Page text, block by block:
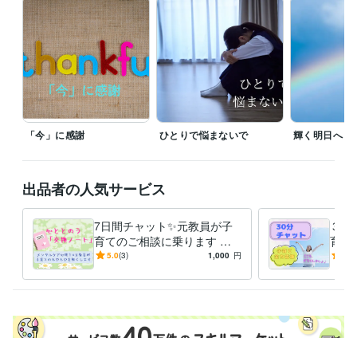
実用英語技能検定準1級 取得年 : 1995年
日本漢字能力検定準1級 取得年 : 2022年
メンタルケア心理士 取得年 : 2014年
日商簿記検定3級 取得年 : 2024年
情報処理技術者（初級システムアドミニストレータ）
取得年 : 2004
年
秘書技能検定3級 取得年 : 1996年
中学校教諭免許 取得年 : 1996年
高等学校教諭免許 取得年 : 1996年
得意分野
悩み相談・カウンセリング 障害のあるお子さんに関する相談 先生方
の働き方やキャリアに関する相談 特別支援学級の授業づくりに関す
る相談
子育て支援 教育 教員 働き方改革 特別支援教育
中学校
小学校
特別支援学校
学習指導・資格・キャリア相談
「今」に感謝 ひとりで悩まないで 輝く明日へ
出品者の人気サービス
7日間チャット✨元教員が子
育てのご相談に乗ります 発
達障害/学習障害/不登校/行き
5.0(3) 1,000 円
３０
育て
期/